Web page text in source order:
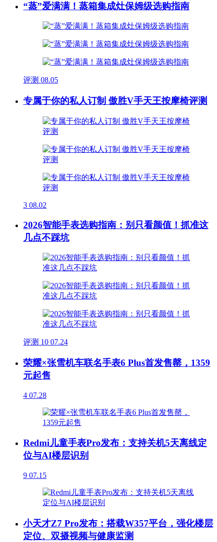
“蒸”爱满满！蒸箱集成灶保姆级选购指南
评测 08.05
专属于你的私人订制 傲胜V手天王按摩椅评测
3 08.02
2026智能手表选购指南：别只看颜值！抓准这
几点不踩坑
评测 10 07.24
荣耀×张雪机车联名手表6 Plus首发售罄，1359
元起售
4 07.28
Redmi儿童手表Pro发布：支持关机5天离线定
位与AI楼层识别
9 07.15
小天才Z7 Pro发布：搭载W357平台，强化楼层
定位、双摄视频与健康监测